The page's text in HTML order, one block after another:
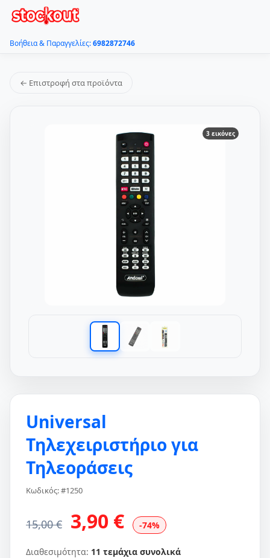
Βοήθεια & Παραγγελίες:6982872746
← Επιστροφή στα προϊόντα
3 εικόνες
Universal
Τηλεχειριστήριο για
Τηλεοράσεις
Κωδικός: #1250
15,00 € 3,90 € -74%
Διαθεσιμότητα: 11 τεμάχια συνολικά